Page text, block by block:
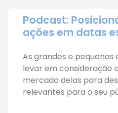
Podcast:
ações em datas
As grandes e
levar em consideração
mercado delas para
relevantes para o seu